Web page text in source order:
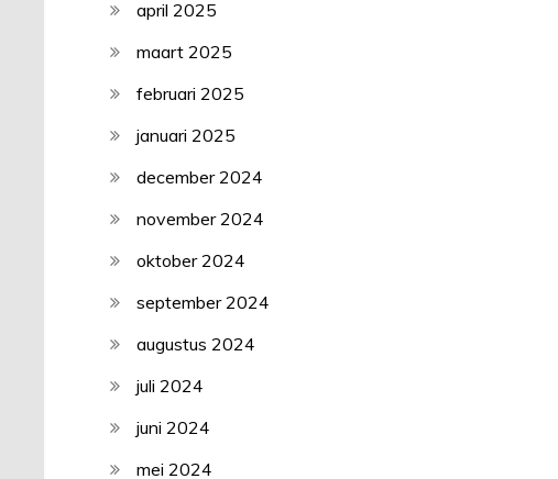
april 2025
maart 2025
februari 2025
januari 2025
december 2024
november 2024
oktober 2024
september 2024
augustus 2024
juli 2024
juni 2024
mei 2024